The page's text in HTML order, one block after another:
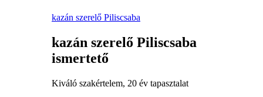
kazán szerelő Piliscsaba
kazán szerelő Piliscsaba
ismertető
Kiváló szakértelem, 20 év tapasztalat